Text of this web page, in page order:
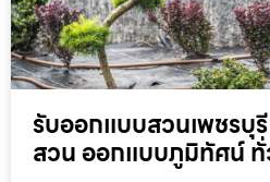
รับออกแบบสวนเพชรบุ
สวน ออกแบบภูมิทัศน์ ทั่